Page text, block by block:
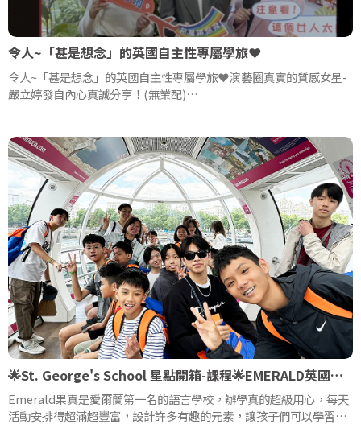
令人~「甚是想念」的英國自主性專屬學旅❤️
令人~「甚是想念」的英國自主性專屬學旅❤️演藝圈真實的質感女星-
嚴立婷發自內心真誠分享！(無業配)
🌟St. George's School 星點開箱-課程🌟EMERALD英國夏令營
Emerald果真是愛爾蘭第一名的語言學校，辦學真的超級用心，每天
活動安排得超滿超豐富，設計許多有趣的元素，讓孩子們可以學習語